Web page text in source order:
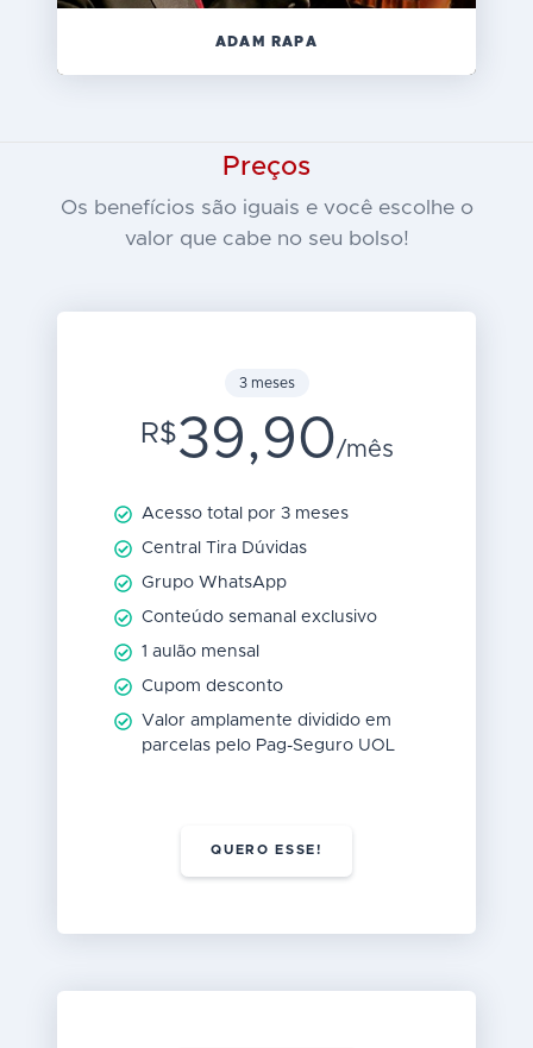
ADAM RAPA
Preços
Os benefícios são iguais e você escolhe o
valor que cabe no seu bolso!
3 meses
R$39,90/mês
Acesso total por 3 meses
Central Tira Dúvidas
Grupo WhatsApp
Conteúdo semanal exclusivo
1 aulão mensal
Cupom desconto
Valor amplamente dividido em
parcelas pelo Pag-Seguro UOL
QUERO ESSE!